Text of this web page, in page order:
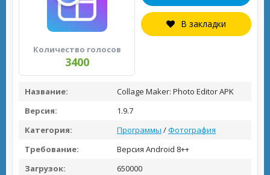
Количество голосов
3400
В закладки
Название:
Collage Maker: Photo Editor APK
Версия:
1.9.7
Категория:
Программы /Фотография
Требование:
Версия Android 8++
Загрузок:
650000